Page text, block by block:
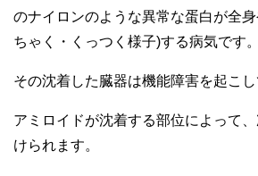
のナイロンのような異常な蛋白が全
ちゃく・くっつく様子)する病気です。
その沈着した臓器は機能障害を起こし
アミロイドが沈着する部位によって
けられます。